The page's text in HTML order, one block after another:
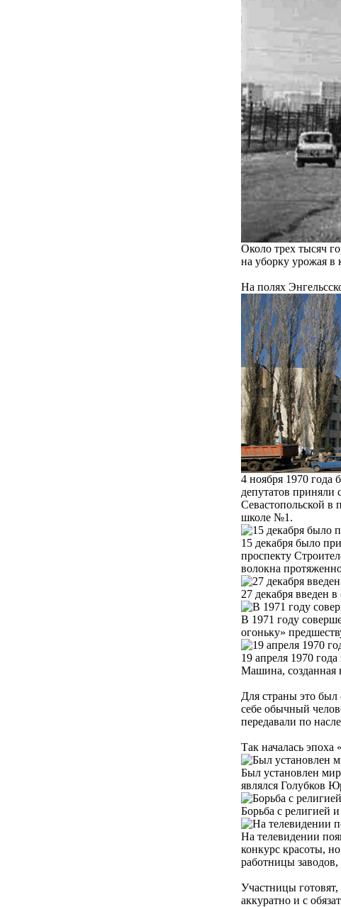
Около трех тысяч
на уборку урожая в
На полях
4 ноября 1970 года
депутатов
Севастопольской в
школе №1.
15 декабря было
проспекту
волокна
27 декабря введен
В 1971 году
огоньку»
19 апреля 1970
Машина, созданная
Для страны это
себе обычный
передавали по
Так началась эпоха
Был установлен
являлся Голубков
Борьба с религией
На телевидении
конкурс красоты,
работницы
Участницы
аккуратно и с